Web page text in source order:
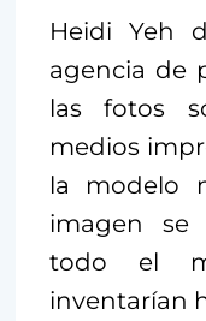
Heidi Yeh
agencia de
las fotos
medios
la modelo
imagen se
todo el
inventarían